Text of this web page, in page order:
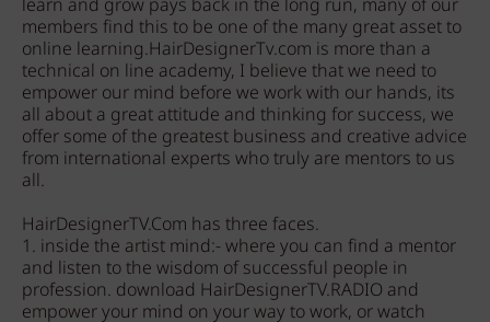
learn and grow pays back in the long run, many of our
members find this to be one of the many great asset to
online learning.HairDesignerTv.com is more than a
technical on line academy, I believe that we need to
empower our mind before we work with our hands, its
all about a great attitude and thinking for success, we
offer some of the greatest business and creative advice
from international experts who truly are mentors to us
all.
HairDesignerTV.Com has three faces.
1. inside the artist mind:- where you can find a mentor
and listen to the wisdom of successful people in
profession. download HairDesignerTV.RADIO and
empower your mind on your way to work, or watch